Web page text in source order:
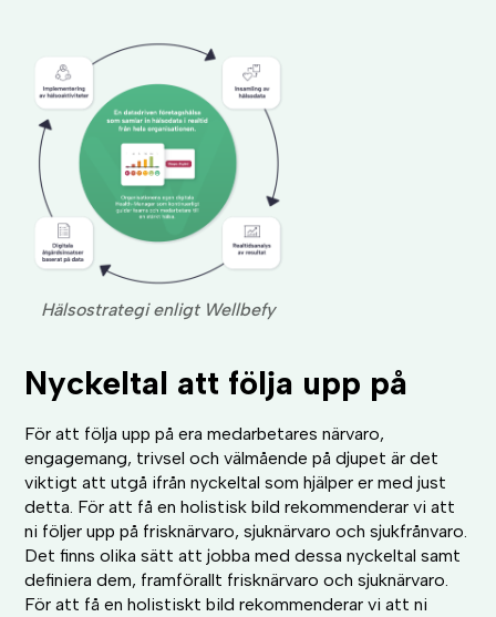
Hälsostrategi enligt Wellbefy
Nyckeltal att följa upp på
För att följa upp på era medarbetares närvaro,
engagemang, trivsel och välmående på djupet är det
viktigt att utgå ifrån nyckeltal som hjälper er med just
detta. För att få en holistisk bild rekommenderar vi att
ni följer upp på frisknärvaro, sjuknärvaro och sjukfrånvaro.
Det finns olika sätt att jobba med dessa nyckeltal samt
definiera dem, framförallt frisknärvaro och sjuknärvaro.
För att få en holistiskt bild rekommenderar vi att ni